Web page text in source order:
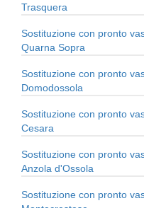
Trasquera
Sostituzione con pronto
Quarna Sopra
Sostituzione con pronto
Domodossola
Sostituzione con pronto
Cesara
Sostituzione con pronto
Anzola d'Ossola
Sostituzione con pronto